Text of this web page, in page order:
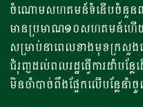
ចំណោមសហគមន៍ទំនើបចំនួន៣
មានប្រមាណ១០​សហគមន៍ហើយ
សម្រាប់នាពេលខាងមុខក្រសួង
ជំរុញដល់ពលរដ្ឋធ្វើការដាំបន្លែ
មិនចាំបាច់ពឹងផ្អែកលើបន្លែន